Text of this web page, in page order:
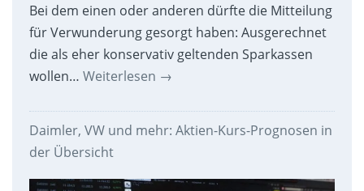
Bei dem einen oder anderen dürfte die Mitteilung
für Verwunderung gesorgt haben: Ausgerechnet
die als eher konservativ geltenden Sparkassen
wollen… Weiterlesen →
Daimler, VW und mehr: Aktien-Kurs-Prognosen in
der Übersicht